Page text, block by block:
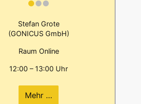
Stefan Grote
(GONICUS GmbH)
Raum Online
12:00 – 13:00 Uhr
Mehr …